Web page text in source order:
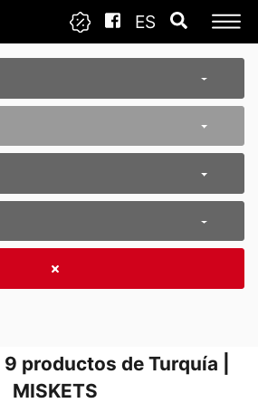
ES
9 productos de Turquía |
MISKETS